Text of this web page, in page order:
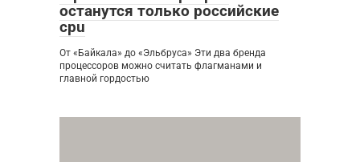
останутся только российские
cpu
От «Байкала» до «Эльбруса» Эти два бренда
процессоров можно считать флагманами и
главной гордостью